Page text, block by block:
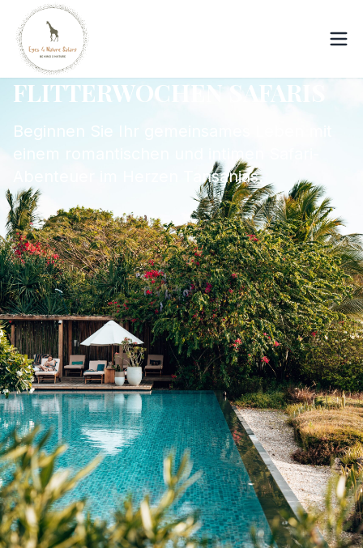
FLITTERWOCHEN SAFARIS
Beginnen Sie Ihr gemeinsames Leben mit
einem romantischen und intimen Safari-
Abenteuer im Herzen Tansanias.